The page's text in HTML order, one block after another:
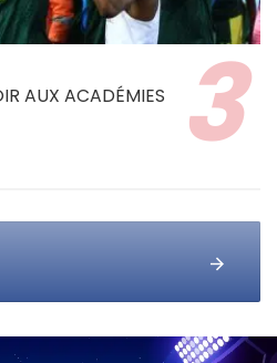
AUX ACADÉMIES